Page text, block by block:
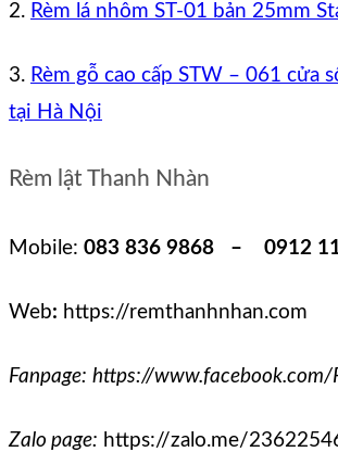
2. Rèm lá nhôm ST-01 bản 25mm
3. Rèm gỗ cao cấp STW – 061 cửa
tại Hà Nội
Rèm lật Thanh Nhàn
Mobile: 083 836 9868 – 0912
Web: https://remthanhnhan.com
Fanpage: https://www.facebook.com/
Zalo page: https://zalo.me/